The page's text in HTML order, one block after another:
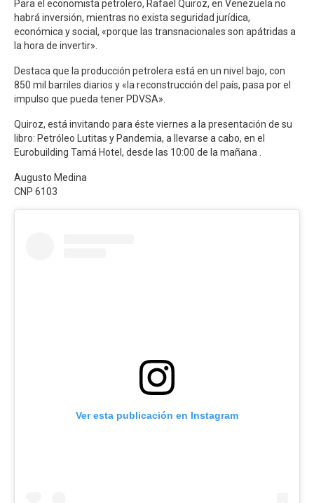
Para el economista petrolero, Rafael Quiroz, en Venezuela no
habrá inversión, mientras no exista seguridad jurídica,
económica y social, «porque las transnacionales son apátridas a
la hora de invertir».
Destaca que la producción petrolera está en un nivel bajo, con
850 mil barriles diarios y «la reconstrucción del país, pasa por el
impulso que pueda tener PDVSA».
Quiroz, está invitando para éste viernes a la presentación de su
libro: Petróleo Lutitas y Pandemia, a llevarse a cabo, en el
Eurobuilding Tamá Hotel, desde las 10:00 de la mañana .
Augusto Medina
CNP 6103
Ver esta publicación en Instagram